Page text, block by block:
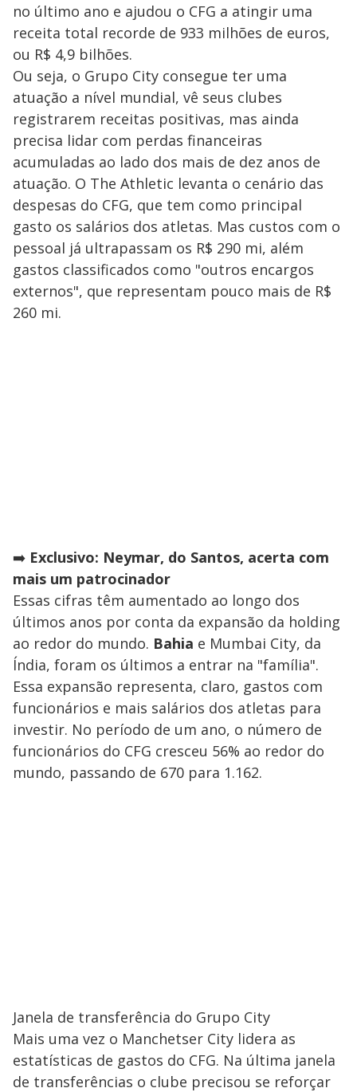
no último ano e ajudou o CFG a atingir uma
receita total recorde de 933 milhões de euros,
ou R$ 4,9 bilhões.
Ou seja, o Grupo City consegue ter uma
atuação a nível mundial, vê seus clubes
registrarem receitas positivas, mas ainda
precisa lidar com perdas financeiras
acumuladas ao lado dos mais de dez anos de
atuação. O The Athletic levanta o cenário das
despesas do CFG, que tem como principal
gasto os salários dos atletas. Mas custos com o
pessoal já ultrapassam os R$ 290 mi, além
gastos classificados como "outros encargos
externos", que representam pouco mais de R$
260 mi.
➡️ Exclusivo: Neymar, do Santos, acerta com
mais um patrocinador
Essas cifras têm aumentado ao longo dos
últimos anos por conta da expansão da holding
ao redor do mundo. Bahia e Mumbai City, da
Índia, foram os últimos a entrar na "família".
Essa expansão representa, claro, gastos com
funcionários e mais salários dos atletas para
investir. No período de um ano, o número de
funcionários do CFG cresceu 56% ao redor do
mundo, passando de 670 para 1.162.
Janela de transferência do Grupo City
Mais uma vez o Manchetser City lidera as
estatísticas de gastos do CFG. Na última janela
de transferências o clube precisou se reforçar